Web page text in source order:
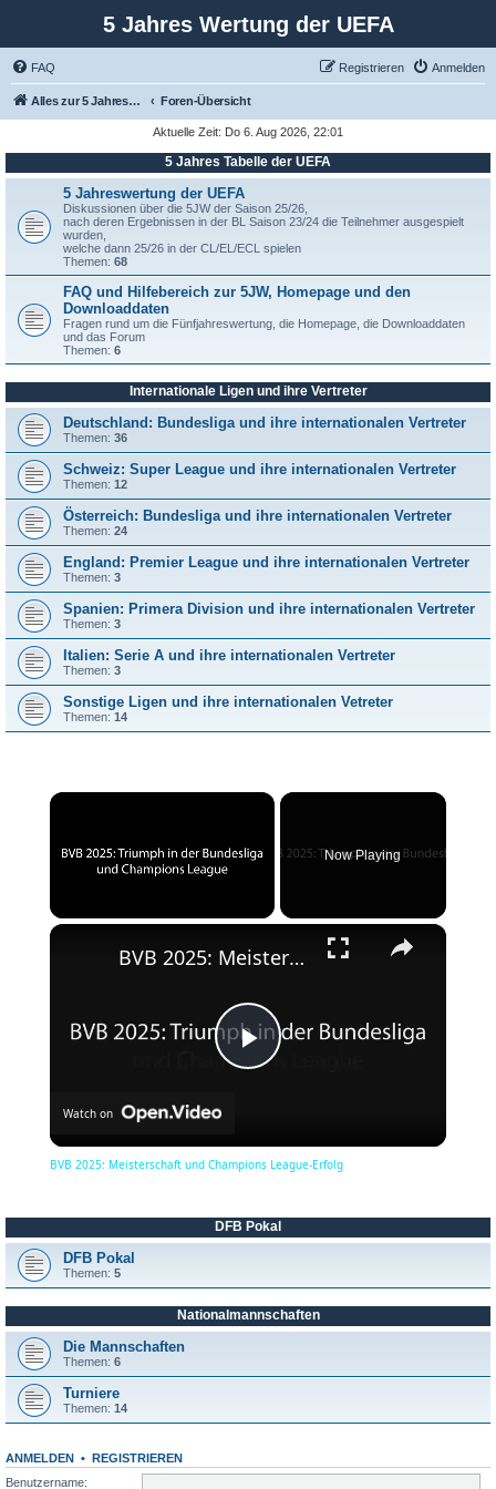
5 Jahres Wertung der UEFA
FAQ Anmelden
Registrieren
Alles zur 5 Jahreswertung / Tabelle der UEFA mit vielen Statistiken. Foren-Übersicht
Aktuelle Zeit: Do 6. Aug 2026, 22:01
5 Jahres Tabelle der UEFA
5 Jahreswertung der UEFA
Diskussionen über die 5JW der Saison 25/26,
nach deren Ergebnissen in der BL Saison 23/24 die Teilnehmer ausgespielt
wurden,
welche dann 25/26 in der CL/EL/ECL spielen
Themen: 68
FAQ und Hilfebereich zur 5JW, Homepage und den
Downloaddaten
Fragen rund um die Fünfjahreswertung, die Homepage, die Downloaddaten
und das Forum
Themen: 6
Internationale Ligen und ihre Vertreter
Deutschland: Bundesliga und ihre internationalen Vertreter
Themen: 36
Schweiz: Super League und ihre internationalen Vertreter
Themen: 12
Österreich: Bundesliga und ihre internationalen Vertreter
Themen: 24
England: Premier League und ihre internationalen Vertreter
Themen: 3
Spanien: Primera Division und ihre internationalen Vertreter
Themen: 3
Italien: Serie A und ihre internationalen Vertreter
Themen: 3
Sonstige Ligen und ihre internationalen Vetreter
Themen: 14
×
Now Playing
×
P
V
d
BVB 2025: Meisterschaft und Champions League-Erfolg
Watch on
BVB 2025: Meisterschaft und Champions League-Erfolg
DFB Pokal
DFB Pokal
Themen: 5
Nationalmannschaften
Die Mannschaften
Themen: 6
Turniere
Themen: 14
ANMELDEN •
REGISTRIEREN
Benutzername: